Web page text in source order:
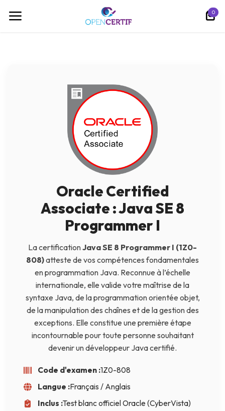
0
Oracle Certified
Associate : Java SE 8
Programmer I
La certificationJava SE 8 Programmer I (1Z0-
808)atteste de vos compétences fondamentales
en programmation Java. Reconnue à l’échelle
internationale, elle valide votre maîtrise de la
syntaxe Java, de la programmation orientée objet,
de la manipulation des chaînes et de la gestion des
exceptions. Elle constitue une première étape
incontournable pour toute personne souhaitant
devenir un développeur Java certifié.
Code d'examen :1Z0-808
Langue :Français / Anglais
Inclus :Test blanc officiel Oracle (CyberVista)